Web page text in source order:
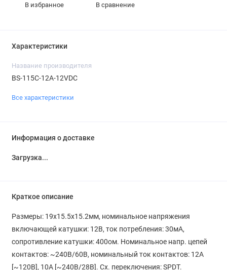
В избранное В сравнение
Характеристики
Название производителя
BS-115C-12A-12VDC
Все характеристики
Информация о доставке
Загрузка...
Краткое описание
Размеры: 19x15.5x15.2мм, номинальное напряжения
включающей катушки: 12В, ток потребления: 30мА,
сопротивление катушки: 400ом. Номинальное напр. цепей
контактов: ~240В/60В, номинальный ток контактов: 12А
[~120В], 10А [~240В/28В]. Сх. переключения: SPDT.